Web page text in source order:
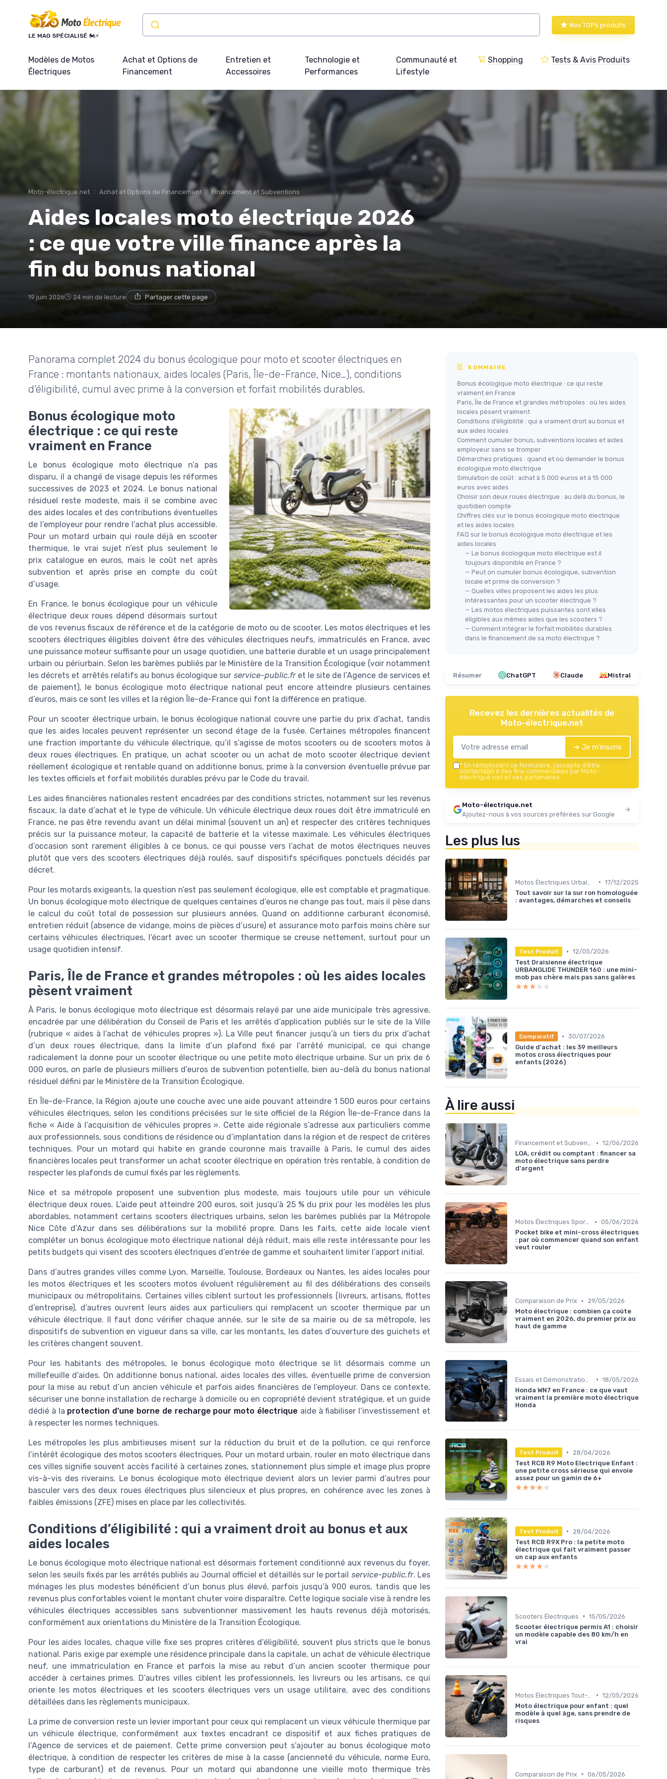
LE MAG SPÉCIALISÉ 🏍️⚡
Nos TOPs produits
Modèles de Motos
Électriques
Achat et Options de
Financement
Entretien et
Accessoires
Technologie et
Performances
Communauté et
Lifestyle
Shopping Tests & Avis Produits
Moto-électrique.net Achat et Options de Financement Financement et Subventions
Aides locales moto électrique 2026
: ce que votre ville finance après la
fin du bonus national
19 juin 2026 24 min de lecture Partager cette page
Panorama complet 2024 du bonus écologique pour moto et scooter électriques en
France : montants nationaux, aides locales (Paris, Île-de-France, Nice…), conditions
d’éligibilité, cumul avec prime à la conversion et forfait mobilités durables.
Bonus écologique moto
électrique : ce qui reste
vraiment en France
Le bonus écologique moto électrique n’a pas
disparu, il a changé de visage depuis les réformes
successives de 2023 et 2024. Le bonus national
résiduel reste modeste, mais il se combine avec
des aides locales et des contributions éventuelles
de l’employeur pour rendre l’achat plus accessible.
Pour un motard urbain qui roule déjà en scooter
thermique, le vrai sujet n’est plus seulement le
prix catalogue en euros, mais le coût net après
subvention et après prise en compte du coût
d’usage.
En France, le bonus écologique pour un véhicule
électrique deux roues dépend désormais surtout
de vos revenus fiscaux de référence et de la catégorie de moto ou de scooter. Les motos électriques et les
scooters électriques éligibles doivent être des véhicules électriques neufs, immatriculés en France, avec
une puissance moteur suffisante pour un usage quotidien, une batterie durable et un usage principalement
urbain ou périurbain. Selon les barèmes publiés par le Ministère de la Transition Écologique (voir notamment
les décrets et arrêtés relatifs au bonus écologique sur service-public.fret le site de l’Agence de services et
de paiement), le bonus écologique moto électrique national peut encore atteindre plusieurs centaines
d’euros, mais ce sont les villes et la région Île-de-France qui font la différence en pratique.
Pour un scooter électrique urbain, le bonus écologique national couvre une partie du prix d’achat, tandis
que les aides locales peuvent représenter un second étage de la fusée. Certaines métropoles financent
une fraction importante du véhicule électrique, qu’il s’agisse de motos scooters ou de scooters motos à
deux roues électriques. En pratique, un achat scooter ou un achat de moto scooter électrique devient
réellement écologique et rentable quand on additionne bonus, prime à la conversion éventuelle prévue par
les textes officiels et forfait mobilités durables prévu par le Code du travail.
Les aides financières nationales restent encadrées par des conditions strictes, notamment sur les revenus
fiscaux, la date d’achat et le type de véhicule. Un véhicule électrique deux roues doit être immatriculé en
France, ne pas être revendu avant un délai minimal (souvent un an) et respecter des critères techniques
précis sur la puissance moteur, la capacité de batterie et la vitesse maximale. Les véhicules électriques
d’occasion sont rarement éligibles à ce bonus, ce qui pousse vers l’achat de motos électriques neuves
plutôt que vers des scooters électriques déjà roulés, sauf dispositifs spécifiques ponctuels décidés par
décret.
Pour les motards exigeants, la question n’est pas seulement écologique, elle est comptable et pragmatique.
Un bonus écologique moto électrique de quelques centaines d’euros ne change pas tout, mais il pèse dans
le calcul du coût total de possession sur plusieurs années. Quand on additionne carburant économisé,
entretien réduit (absence de vidange, moins de pièces d’usure) et assurance moto parfois moins chère sur
certains véhicules électriques, l’écart avec un scooter thermique se creuse nettement, surtout pour un
usage quotidien intensif.
Paris, Île de France et grandes métropoles : où les aides locales
pèsent vraiment
À Paris, le bonus écologique moto électrique est désormais relayé par une aide municipale très agressive,
encadrée par une délibération du Conseil de Paris et les arrêtés d’application publiés sur le site de la Ville
(rubrique « aides à l’achat de véhicules propres »). La Ville peut financer jusqu’à un tiers du prix d’achat
d’un deux roues électrique, dans la limite d’un plafond fixé par l’arrêté municipal, ce qui change
radicalement la donne pour un scooter électrique ou une petite moto électrique urbaine. Sur un prix de 6
000 euros, on parle de plusieurs milliers d’euros de subvention potentielle, bien au-delà du bonus national
résiduel défini par le Ministère de la Transition Écologique.
En Île-de-France, la Région ajoute une couche avec une aide pouvant atteindre 1 500 euros pour certains
véhicules électriques, selon les conditions précisées sur le site officiel de la Région Île-de-France dans la
fiche « Aide à l’acquisition de véhicules propres ». Cette aide régionale s’adresse aux particuliers comme
aux professionnels, sous conditions de résidence ou d’implantation dans la région et de respect de critères
techniques. Pour un motard qui habite en grande couronne mais travaille à Paris, le cumul des aides
financières locales peut transformer un achat scooter électrique en opération très rentable, à condition de
respecter les plafonds de cumul fixés par les règlements.
Nice et sa métropole proposent une subvention plus modeste, mais toujours utile pour un véhicule
électrique deux roues. L’aide peut atteindre 200 euros, soit jusqu’à 25 % du prix pour les modèles les plus
abordables, notamment certains scooters électriques urbains, selon les barèmes publiés par la Métropole
Nice Côte d’Azur dans ses délibérations sur la mobilité propre. Dans les faits, cette aide locale vient
compléter un bonus écologique moto électrique national déjà réduit, mais elle reste intéressante pour les
petits budgets qui visent des scooters électriques d’entrée de gamme et souhaitent limiter l’apport initial.
Dans d’autres grandes villes comme Lyon, Marseille, Toulouse, Bordeaux ou Nantes, les aides locales pour
les motos électriques et les scooters motos évoluent régulièrement au fil des délibérations des conseils
municipaux ou métropolitains. Certaines villes ciblent surtout les professionnels (livreurs, artisans, flottes
d’entreprise), d’autres ouvrent leurs aides aux particuliers qui remplacent un scooter thermique par un
véhicule électrique. Il faut donc vérifier chaque année, sur le site de sa mairie ou de sa métropole, les
dispositifs de subvention en vigueur dans sa ville, car les montants, les dates d’ouverture des guichets et
les critères changent souvent.
Pour les habitants des métropoles, le bonus écologique moto électrique se lit désormais comme un
millefeuille d’aides. On additionne bonus national, aides locales des villes, éventuelle prime de conversion
pour la mise au rebut d’un ancien véhicule et parfois aides financières de l’employeur. Dans ce contexte,
sécuriser une bonne installation de recharge à domicile ou en copropriété devient stratégique, et un guide
dédié à la protection d’une borne de recharge pour moto électrique aide à fiabiliser l’investissement et
à respecter les normes techniques.
Les métropoles les plus ambitieuses misent sur la réduction du bruit et de la pollution, ce qui renforce
l’intérêt écologique des motos scooters électriques. Pour un motard urbain, rouler en moto électrique dans
ces villes signifie souvent accès facilité à certaines zones, stationnement plus simple et image plus propre
vis-à-vis des riverains. Le bonus écologique moto électrique devient alors un levier parmi d’autres pour
basculer vers des deux roues électriques plus silencieux et plus propres, en cohérence avec les zones à
faibles émissions (ZFE) mises en place par les collectivités.
Conditions d’éligibilité : qui a vraiment droit au bonus et aux
aides locales
Le bonus écologique moto électrique national est désormais fortement conditionné aux revenus du foyer,
selon les seuils fixés par les arrêtés publiés au Journal officiel et détaillés sur le portail service-public.fr. Les
ménages les plus modestes bénéficient d’un bonus plus élevé, parfois jusqu’à 900 euros, tandis que les
revenus plus confortables voient le montant chuter voire disparaître. Cette logique sociale vise à rendre les
véhicules électriques accessibles sans subventionner massivement les hauts revenus déjà motorisés,
conformément aux orientations du Ministère de la Transition Écologique.
Pour les aides locales, chaque ville fixe ses propres critères d’éligibilité, souvent plus stricts que le bonus
national. Paris exige par exemple une résidence principale dans la capitale, un achat de véhicule électrique
neuf, une immatriculation en France et parfois la mise au rebut d’un ancien scooter thermique pour
accéder à certaines primes. D’autres villes ciblent les professionnels, les livreurs ou les artisans, ce qui
oriente les motos électriques et les scooters électriques vers un usage utilitaire, avec des conditions
détaillées dans les règlements municipaux.
La prime de conversion reste un levier important pour ceux qui remplacent un vieux véhicule thermique par
un véhicule électrique, conformément aux textes encadrant ce dispositif et aux fiches pratiques de
l’Agence de services et de paiement. Cette prime conversion peut s’ajouter au bonus écologique moto
électrique, à condition de respecter les critères de mise à la casse (ancienneté du véhicule, norme Euro,
type de carburant) et de revenus. Pour un motard qui abandonne une vieille moto thermique très
SOMMAIRE
Bonus écologique moto électrique : ce qui reste
vraiment en France
Paris, Île de France et grandes métropoles : où les aides
locales pèsent vraiment
Conditions d’éligibilité : qui a vraiment droit au bonus et
aux aides locales
Comment cumuler bonus, subventions locales et aides
employeur sans se tromper
Démarches pratiques : quand et où demander le bonus
écologique moto électrique
Simulation de coût : achat à 5 000 euros et à 15 000
euros avec aides
Choisir son deux roues électrique : au delà du bonus, le
quotidien compte
Chiffres clés sur le bonus écologique moto électrique
et les aides locales
FAQ sur le bonus écologique moto électrique et les
aides locales
— Le bonus écologique moto électrique est il
toujours disponible en France ?
— Peut on cumuler bonus écologique, subvention
locale et prime de conversion ?
— Quelles villes proposent les aides les plus
intéressantes pour un scooter électrique ?
— Les motos électriques puissantes sont elles
éligibles aux mêmes aides que les scooters ?
— Comment intégrer le forfait mobilités durables
dans le financement de sa moto électrique ?
Résumer ChatGPT Claude Mistral
Recevez les dernières actualités de
Moto-électrique.net
➔ Je m'inscris
* En remplissant ce formulaire, j’accepte d’être
contacté(e) à des fins commerciales par Moto-
électrique.net et ses partenaires.
Moto-électrique.net
Ajoutez-nous à vos sources préférées sur Google
Les plus lus
• 17/12/2025
Tout savoir sur la sur ron homologuée
: avantages, démarches et conseils
Test Produit • 12/05/2026
Test Draisienne électrique
URBANGLIDE THUNDER 160 : une mini-
mob pas chère mais pas sans galères
★★★★★
★★★★★
Comparatif • 30/07/2026
Guide d'achat : les 39 meilleurs
motos cross électriques pour
enfants (2026)
À lire aussi
Financement et Subventions • 12/06/2026
LOA, crédit ou comptant : financer sa
moto électrique sans perdre
d'argent
Motos Électriques Sportives • 05/06/2026
Pocket bike et mini-cross électriques
: par où commencer quand son enfant
veut rouler
Comparaison de Prix •
29/05/2026
Moto électrique : combien ça coûte
vraiment en 2026, du premier prix au
haut de gamme
• 18/05/2026
Honda WN7 en France : ce que vaut
vraiment la première moto électrique
Honda
Test Produit •
28/04/2026
Test RCB R9 Moto Electrique Enfant :
une petite cross sérieuse qui envoie
assez pour un gamin de 6+
★★★★★
★★★★★
Test Produit •
28/04/2026
Test RCB R9X Pro : la petite moto
électrique qui fait vraiment passer
un cap aux enfants
★★★★★
★★★★★
Scooters Électriques • 15/05/2026
Scooter électrique permis A1 : choisir
un modèle capable des 80 km/h en
vrai
Motos Électriques Tout-Terrain • 12/05/2026
Moto électrique pour enfant : quel
modèle à quel âge, sans prendre de
risques
Comparaison de Prix • 06/05/2026